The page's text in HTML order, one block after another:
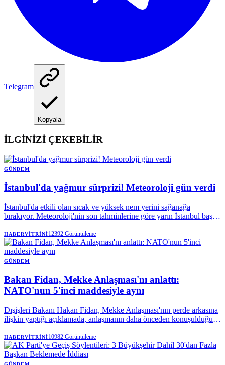
Telegram
Kopyala
İLGİNİZİ ÇEKEBİLİR
GÜNDEM
İstanbul'da yağmur sürprizi! Meteoroloji gün verdi
İstanbul'da etkili olan sıcak ve yüksek nem yerini sağanağa
bırakıyor. Meteoroloji'nin son tahminlerine göre yarın İstanbul başta
sağanak bekleniyor.
HABERVITRINI12392 Görüntüleme
GÜNDEM
Bakan Fidan, Mekke Anlaşması'nı anlattı:
NATO'nun 5'inci maddesiyle aynı
Dışişleri Bakanı Hakan Fidan, Mekke Anlaşması'nın perde arkasına
ilişkin yaptığı açıklamada, anlaşmanın daha önceden konuşulduğunu
sözlerini kullanarak, Mekke Ortak Savunma Anlaşması'nın teknik
olarak, NATO Antlaşması'nın kolektif savunmaya ilişkin 5.
maddesiyle aynı olduğunu söyledi.
HABERVITRINI10982 Görüntüleme